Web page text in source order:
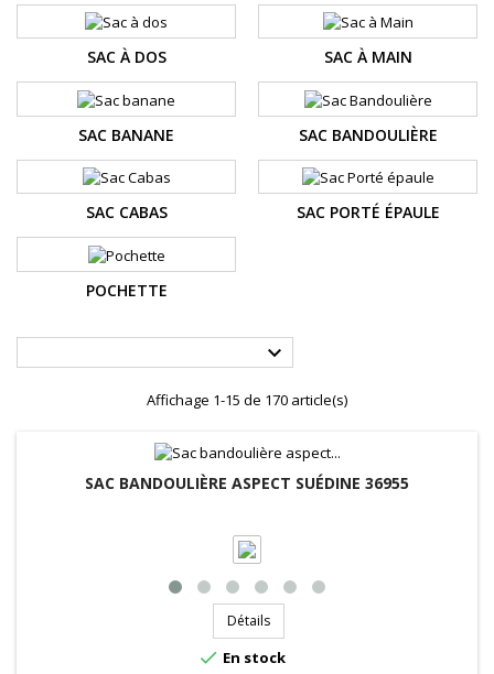
SAC À DOS SAC À MAIN
SAC BANANE SAC BANDOULIÈRE
SAC CABAS SAC PORTÉ ÉPAULE
POCHETTE

Affichage 1-15 de 170 article(s)
SAC BANDOULIÈRE ASPECT SUÉDINE 36955
Détails
 En stock